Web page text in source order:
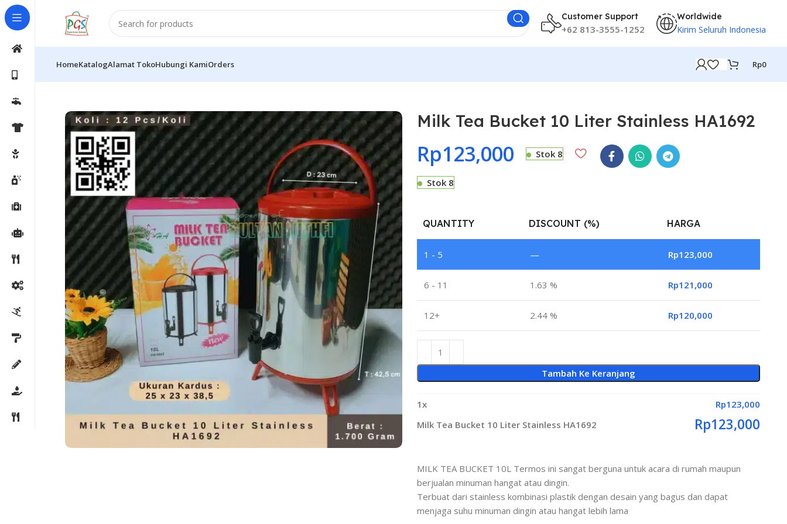
Customer Support
+62 813-3555-1252
Worldwide
Kirim Seluruh Indonesia
HomeKatalogAlamat TokoHubungi KamiOrders Rp0
Milk Tea Bucket 10 Liter Stainless HA1692
Rp123,000 Stok 8
Stok 8
QUANTITY DISCOUNT (%) HARGA
1 - 5 — Rp123,000
6 - 11 1.63 % Rp121,000
12+ 2.44 % Rp120,000
Tambah Ke Keranjang
1x Rp123,000
Milk Tea Bucket 10 Liter Stainless HA1692
Rp123,000
MILK TEA BUCKET 10L Termos ini sangat berguna untuk acara di rumah maupun
berjualan minuman hangat atau dingin.
Terbuat dari stainless kombinasi plastik dengan desain yang bagus dan dapat
menjaga suhu minuman dingin atau hangat lebih lama